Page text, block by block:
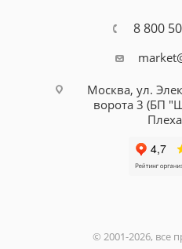
8 800
Москва, ул.
ворота 3 (БП
© 2001-2026, все